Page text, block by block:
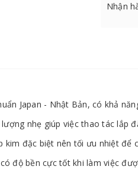
Nhận
Japan - Nhật Bản, có khả
nhẹ giúp việc thao tác lắp
đặc biệt nên tối ưu nhiệt để
độ bền cực tốt khi làm việc